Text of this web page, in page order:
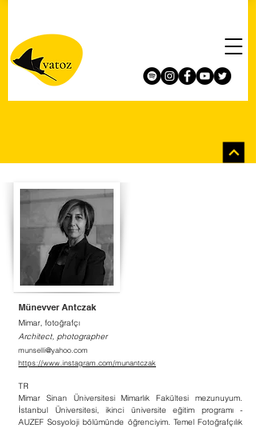
Münevver Antczak
Mimar, fotoğrafçı
Architect, photographer
munselli@yahoo.com
https://www.instagram.com/munantczak
TR
Mimar Sinan Üniversitesi Mimarlık Fakültesi mezunuyum.
İstanbul Üniversitesi, ikinci üniversite eğitim programı -
AUZEF Sosyoloji bölümünde öğrenciyim. Temel Fotoğrafçılık